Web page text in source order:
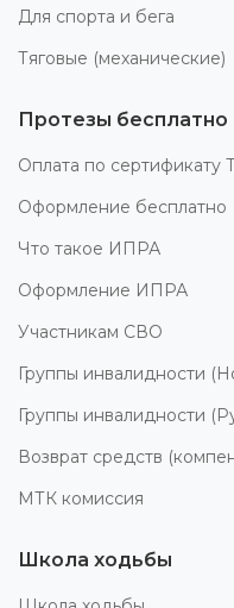
Для спорта и бега
Тяговые (механические)
Протезы бесплатно
Оплата по сертификату
Оформление бесплатно
Что такое ИПРА
Оформление ИПРА
Участникам СВО
Группы инвалидности
Группы инвалидности
Возврат средств
МТК комиссия
Школа ходьбы